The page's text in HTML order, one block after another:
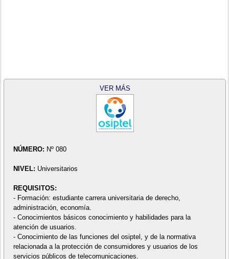
VER MÁS
NÚMERO: Nº 080
NIVEL: Universitarios
REQUISITOS:
- Formación: estudiante carrera universitaria de derecho,
administración, economía.
- Conocimientos básicos conocimiento y habilidades para la
atención de usuarios.
- Conocimiento de las funciones del osiptel, y de la normativa
relacionada a la protección de consumidores y usuarios de los
servicios públicos de telecomunicaciones.